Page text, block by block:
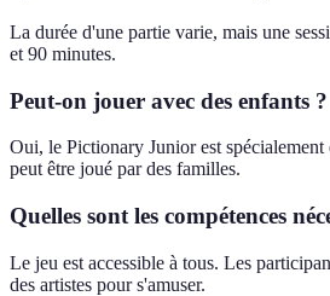
La durée d'une partie varie, mais une
et 90 minutes.
Peut-on jouer avec des enfants ?
Oui, le Pictionary Junior est spécialement
peut être joué par des familles.
Quelles sont les compétences
Le jeu est accessible à tous. Les
des artistes pour s'amuser.